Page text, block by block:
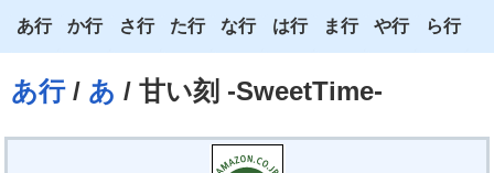
あ行/ あ / 甘い刻 -SweetTime-
あ行
い
か行
き
さ行
し
た行
ち
な行
に
ぬ
は行
ひ
ふ
ま行
み
や行
ら行